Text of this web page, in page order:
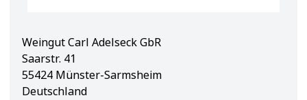
Weingut Carl Adelseck GbR
Saarstr. 41
55424 Münster-Sarmsheim
Deutschland